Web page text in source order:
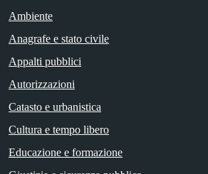
Ambiente
Anagrafe e stato civile
Appalti pubblici
Autorizzazioni
Catasto e urbanistica
Cultura e tempo libero
Educazione e formazione